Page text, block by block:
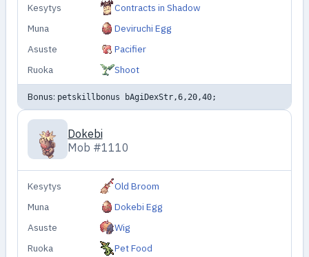
Kesytys
Contracts in Shadow
Muna
Deviruchi Egg
Asuste
Pacifier
Ruoka
Shoot
Bonus: petskillbonus bAgiDexStr,6,20,40;
Dokebi
Mob #1110
Kesytys
Old Broom
Muna
Dokebi Egg
Asuste
Wig
Ruoka
Pet Food